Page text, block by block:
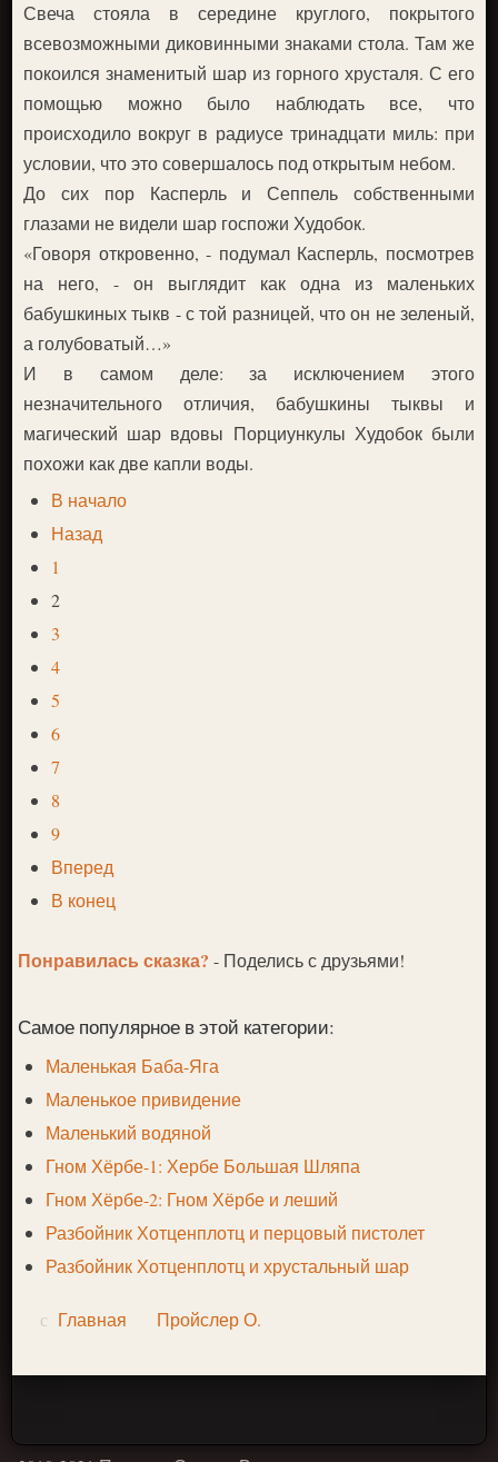
Свеча стояла в середине круглого, покрытого
всевозможными диковинными знаками стола. Там же
покоился знаменитый шар из горного хрусталя. С его
помощью можно было наблюдать все, что
происходило вокруг в радиусе тринадцати миль: при
условии, что это совершалось под открытым небом.
До сих пор Касперль и Сеппель собственными
глазами не видели шар госпожи Худобок.
«Говоря откровенно, - подумал Касперль, посмотрев
на него, - он выглядит как одна из маленьких
бабушкиных тыкв - с той разницей, что он не зеленый,
а голубоватый…»
И в самом деле: за исключением этого
незначительного отличия, бабушкины тыквы и
магический шар вдовы Порциункулы Худобок были
похожи как две капли воды.
В начало
Назад
1
2
3
4
5
6
7
8
9
Вперед
В конец
Понравилась сказка?- Поделись с друзьями!
Самое популярное в этой категории:
Маленькая Баба-Яга
Маленькое привидение
Маленький водяной
Гном Хёрбе-1: Хербе Большая Шляпа
Гном Хёрбе-2: Гном Хёрбе и леший
Разбойник Хотценплотц и перцовый пистолет
Разбойник Хотценплотц и хрустальный шар
Главная Пройслер О.